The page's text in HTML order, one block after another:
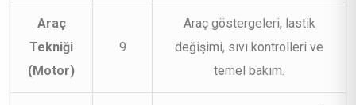
Araç
Tekniği
(Motor)
9
Araç göstergeleri, lastik
değişimi, sıvı kontrolleri ve
temel bakım.